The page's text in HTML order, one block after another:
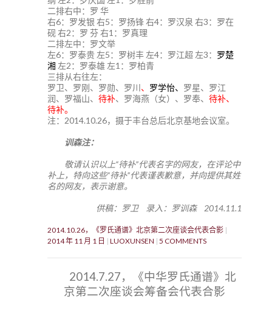
二排右中：罗 华
右6：罗发银 右5：罗扬锋 右4：罗汉泉 右3：罗在
砚 右2：罗 芬 右1：罗真理
二排左中：罗文举
左6：罗泰贵 左5：罗树丰 左4：罗江超 左3： 罗楚
湘 左2：罗泰雄 左1：罗柏青
三排从右往左：
罗卫、罗刚、罗勋、罗川、 罗学怡、 罗星、罗江
润、罗福山、 待补、罗海燕（女）、罗奉、 待补、
待补。
注：2014.10.26，摄于丰台总后北京基地会议室。
训森注：
敬请认识以上“待补”代表名字的网友，在评论中
补上，特向这些“待补”代表谨表歉意，并向提供其姓
名的网友，表示谢意。
供稿：罗卫 录入：罗训森 2014.11.1
2014.10.26，《罗氏通谱》北京第二次座谈会代表合影
2014 年 11 月 1 日
LUOXUNSEN 5 COMMENTS
2014.7.27，《中华罗氏通谱》北
京第二次座谈会筹备会代表合影